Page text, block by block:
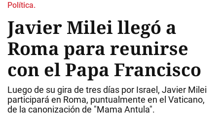
Política.
Javier Milei llegó a
Roma para reunirse
con el Papa Francisco
Luego de su gira de tres días por Israel, Javier Milei
participará en Roma, puntualmente en el Vaticano,
de la canonización de "Mama Antula".